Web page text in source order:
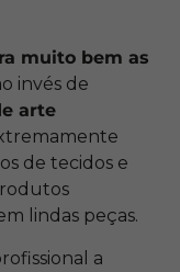
muito bem as
invés de
arte
de tecidos e
lindas peças.
a